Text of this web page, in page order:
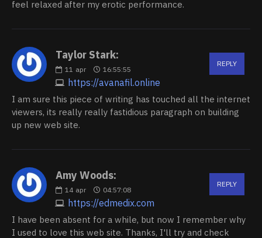
feel relaxed after my erotic performance.
Taylor Stark:
11 apr 16:55:55
https://avanafil.online
REPLY
I am sure this piece of writing has touched all the internet
viewers, its really really fastidious paragraph on building
up new web site.
Amy Woods:
14 apr 04:57:08
https://edmedix.com
REPLY
I have been absent for a while, but now I remember why
I used to love this web site. Thanks, I'll try and check